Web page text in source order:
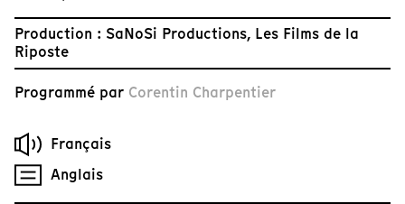
Production : SaNoSi Productions, Les Films de la
Riposte
Programmé par Corentin Charpentier
Français
Anglais